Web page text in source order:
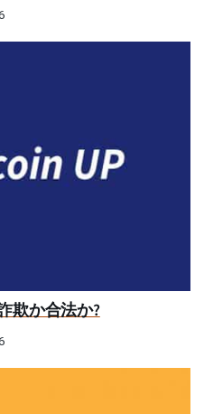
欺か合法か?